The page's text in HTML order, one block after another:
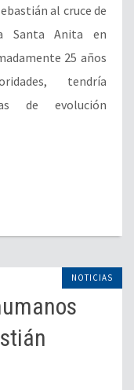
al cruce de
Santa Anita en
25 años
tendría
de evolución
NOTICIAS